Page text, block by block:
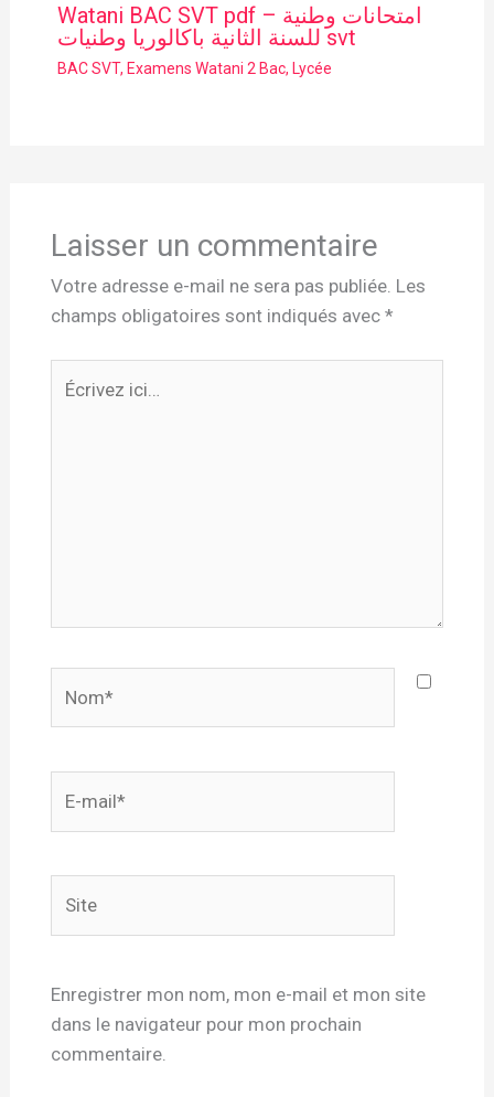
Watani BAC SVT pdf – امتحانات وطنية
للسنة الثانية باكالوريا وطنيات svt
BAC SVT, Examens Watani 2 Bac, Lycée
Laisser un commentaire
Votre adresse e-mail ne sera pas publiée. Les
champs obligatoires sont indiqués avec *
ici…
mail*
Enregistrer mon nom, mon e-mail et mon site
dans le navigateur pour mon prochain
commentaire.